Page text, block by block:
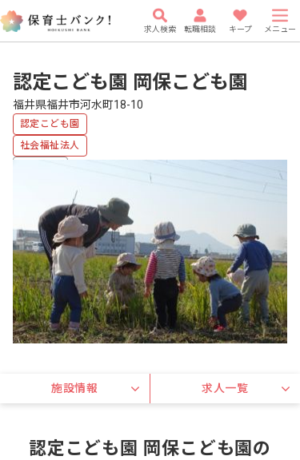
求人検索 転職相談 キープ メニュー
認定こども園 岡保こども園
福井県福井市河水町18-10
認定こども園
社会福祉法人
施設情報 求人一覧
認定こども園 岡保こども園の